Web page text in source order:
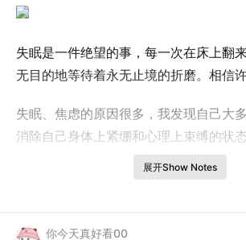
失眠是一件绝望的事，每一次在床上翻
无目的地等待着永无止境的折磨。相信
失眠、焦虑的原因很多，我发现自己大
消除自己身体上紧绷和心理上束缚的状态
因此这期节目，希望能用音乐的力量，
当然，不只睡前，只要是你心情不好、
展开Show Notes
你今天真好看00